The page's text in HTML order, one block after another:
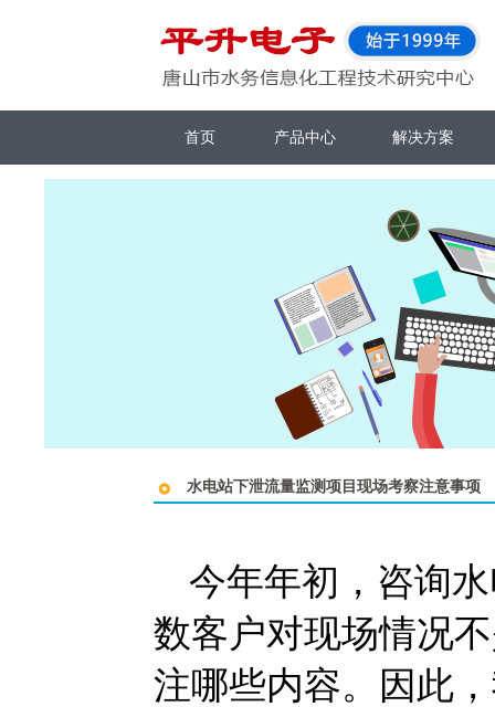
首页 产品中心 解决方案
水电站下泄流量监测项目现场考察注意事项
今年年初，咨询
数客户对现场情况
注哪些内容。因此